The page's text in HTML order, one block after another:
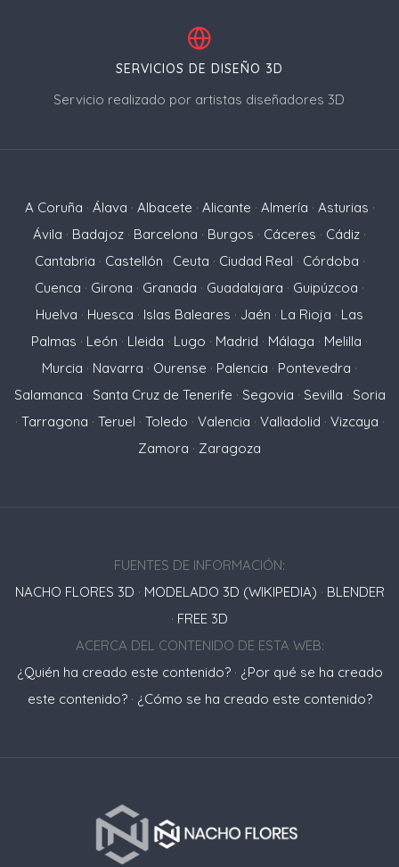
SERVICIOS DE DISEÑO 3D
Servicio realizado por artistas diseñadores 3D
A Coruña · Álava · Albacete · Alicante · Almería · Asturias ·
Ávila · Badajoz · Barcelona · Burgos · Cáceres · Cádiz ·
Cantabria · Castellón · Ceuta · Ciudad Real · Córdoba ·
Cuenca · Girona · Granada · Guadalajara · Guipúzcoa ·
Huelva · Huesca · Islas Baleares · Jaén · La Rioja · Las
Palmas · León · Lleida · Lugo · Madrid · Málaga · Melilla ·
Murcia · Navarra · Ourense · Palencia · Pontevedra ·
Salamanca · Santa Cruz de Tenerife · Segovia · Sevilla · Soria
· Tarragona · Teruel · Toledo · Valencia · Valladolid · Vizcaya ·
Zamora · Zaragoza
FUENTES DE INFORMACIÓN:
NACHO FLORES 3D · MODELADO 3D (WIKIPEDIA) · BLENDER
· FREE 3D
ACERCA DEL CONTENIDO DE ESTA WEB:
¿Quién ha creado este contenido?· ¿Por qué se ha creado
este contenido?· ¿Cómo se ha creado este contenido?